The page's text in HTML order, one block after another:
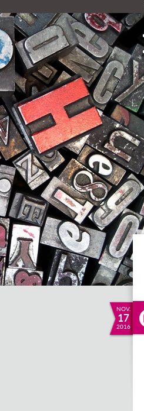
NOV.
17
2016